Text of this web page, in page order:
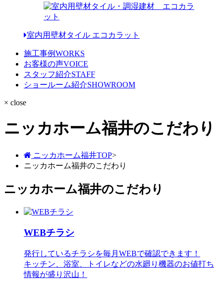
室内用壁材タイル エコカラット
施工事例WORKS
お客様の声VOICE
スタッフ紹介STAFF
ショールーム紹介SHOWROOM
× close
ニッカホーム福井のこだわり
ニッカホーム福井TOP>
ニッカホーム福井のこだわり
ニッカホーム福井のこだわり
WEBチラシ
発行しているチラシを毎月WEBで確認できます！
キッチン、浴室、トイレなどの水廻り機器のお値打ち
情報が盛り沢山！